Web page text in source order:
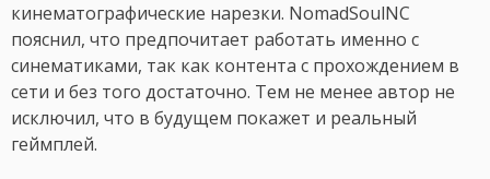
кинематографические нарезки. NomadSoulNC
пояснил, что предпочитает работать именно с
синематиками, так как контента с прохождением в
сети и без того достаточно. Тем не менее автор не
исключил, что в будущем покажет и реальный
геймплей.